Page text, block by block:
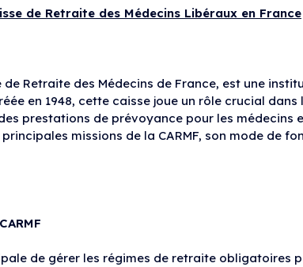
de Retraite des Médecins Libéraux en France
de Retraite des Médecins de France, est une
en 1948, cette caisse joue un rôle crucial
prestations de prévoyance pour les médecins
missions de la CARMF, son mode de
de gérer les régimes de retraite obligatoires